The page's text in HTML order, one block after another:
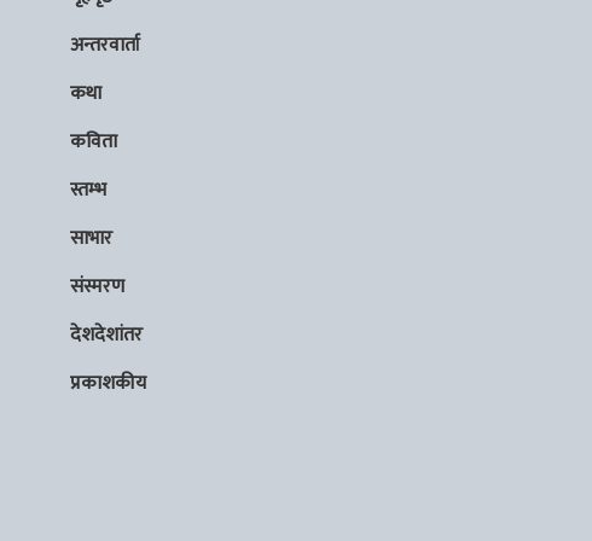
अन्तरवार्ता
कथा
कविता
स्तम्भ
साभार
संस्मरण
देशदेशांतर
प्रकाशकीय